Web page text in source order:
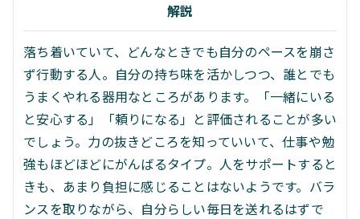
解説
落ち着いていて、どんなときでも自分のペースを崩さ
ず行動する人。自分の持ち味を活かしつつ、誰とでも
うまくやれる器用なところがあります。「一緒にいる
と安心する」「頼りになる」と評価されることが多い
でしょう。力の抜きどころを知っていいて、仕事や勉
強もほどほどにがんばるタイプ。人をサポートすると
きも、あまり負担に感じることはないようです。バラ
ンスを取りながら、自分らしい毎日を送れるはずで